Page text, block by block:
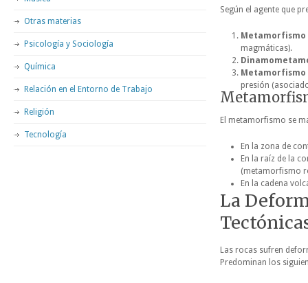
Según el agente que
Metamorfismo
magmáticas).
Metamorfismo
presión
El metamorfismo se
En la zona de
En la raíz de la
(metamorfismo
En la cadena
La
Las rocas sufren
Predominan los
Otras materias
Psicología y Sociología
Química
Relación en el Entorno de Trabajo
Religión
Tecnología